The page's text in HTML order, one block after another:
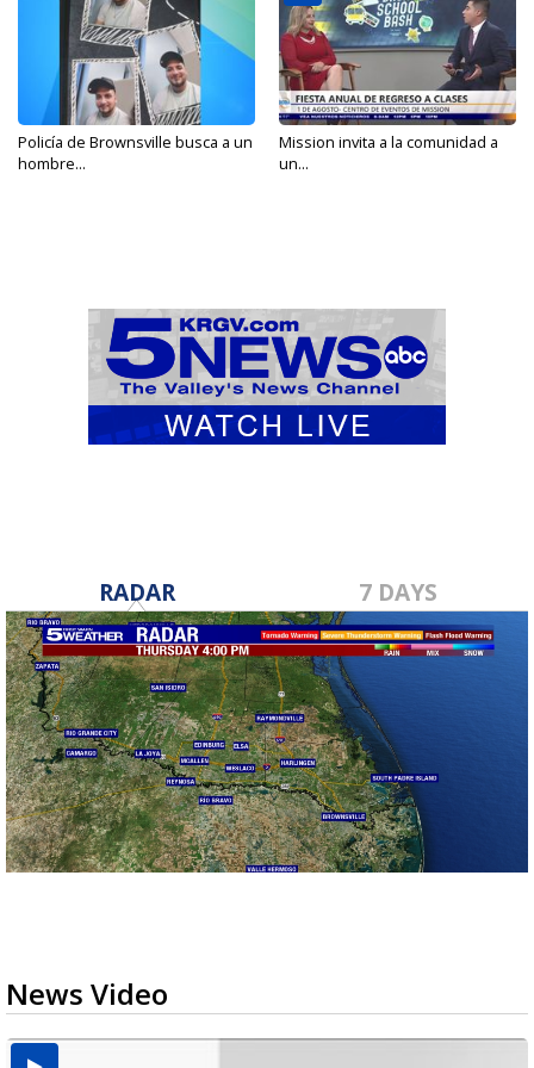
Policía de Brownsville busca a un
hombre...
Mission invita a la comunidad a
un...
RADAR 7 DAYS
News Video